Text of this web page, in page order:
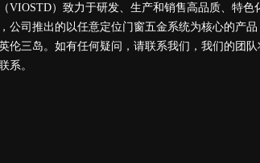
VIOSTD）致⼒于研发、⽣产和销售⾼品质、特⾊
公司推出的以任意定位门窗五金系统为核⼼的产品
伦三岛。如有任何疑问，请联系我们，我们的团队
系。